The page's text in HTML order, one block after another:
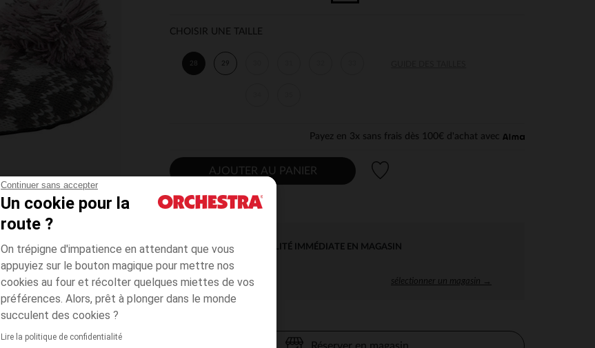
Continuer sans accepter
Un cookie pour la
route ?
On trépigne d'impatience en attendant que vous
appuyiez sur le bouton magique pour mettre nos
cookies au four et récolter quelques miettes de vos
préférences. Alors, prêt à plonger dans le monde
succulent des cookies ?
Lire la politique de confidentialité
CHOISIR UNE TAILLE
28 29
Payez en 3x sans frais dès 100€ d'achat avec
AJOUTER AU PANIER
DISPONIBILITÉ IMMÉDIATE EN MAGASIN
sélectionner un magasin →